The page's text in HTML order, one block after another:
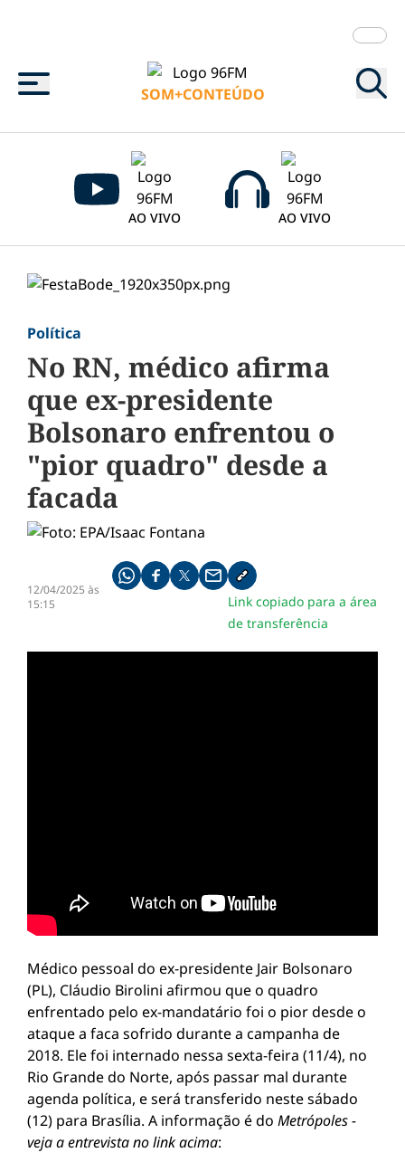
Menu
SOM+CONTEÚDO
AO VIVO AO VIVO
Política
No RN, médico afirma
que ex-presidente
Bolsonaro enfrentou o
"pior quadro" desde a
facada
12/04/2025 às
15:15
Compartilhe pelo whatsapp
Compartilhar no facebook
Compartilhar no twitter
Compartilhe pelo email
Copiar link da notícia
Link copiado para a área
de transferência
Médico pessoal do ex-presidente Jair Bolsonaro
(PL), Cláudio Birolini afirmou que o quadro
enfrentado pelo ex-mandatário foi o pior desde o
ataque a faca sofrido durante a campanha de
2018. Ele foi internado nessa sexta-feira (11/4), no
Rio Grande do Norte, após passar mal durante
agenda política, e será transferido neste sábado
(12) para Brasília. A informação é do Metrópoles -
veja a entrevista no link acima: